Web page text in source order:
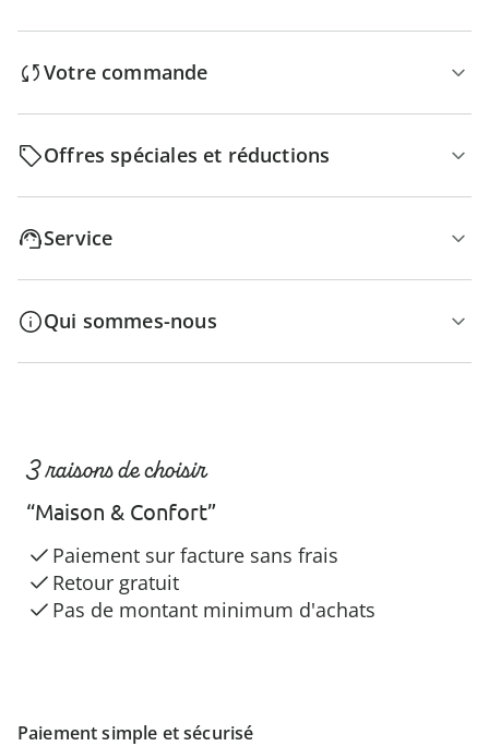
Votre commande
Offres spéciales et réductions
Service
Qui sommes-nous
Paiement simple et sécurisé
3 raisons de choisir
“Maison & Confort”
Paiement sur facture sans frais
Retour gratuit
Pas de montant minimum d'achats